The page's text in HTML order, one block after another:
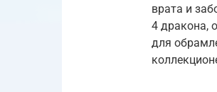
врата и
4 дракона,
для